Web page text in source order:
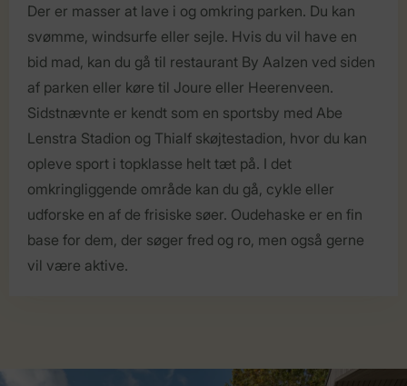
Der er masser at lave i og omkring parken. Du kan
svømme, windsurfe eller sejle. Hvis du vil have en
bid mad, kan du gå til restaurant By Aalzen ved siden
af parken eller køre til Joure eller Heerenveen.
Sidstnævnte er kendt som en sportsby med Abe
Lenstra Stadion og Thialf skøjtestadion, hvor du kan
opleve sport i topklasse helt tæt på. I det
omkringliggende område kan du gå, cykle eller
udforske en af de frisiske søer. Oudehaske er en fin
base for dem, der søger fred og ro, men også gerne
vil være aktive.